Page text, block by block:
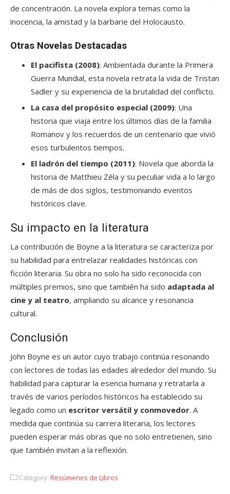
de concentración. La novela explora temas como la
inocencia, la amistad y la barbarie del Holocausto.
Otras Novelas Destacadas
El pacifista (2008): Ambientada durante la Primera
Guerra Mundial, esta novela retrata la vida de Tristan
Sadler y su experiencia de la brutalidad del conflicto.
La casa del propósito especial (2009): Una
historia que viaja entre los últimos días de la familia
Romanov y los recuerdos de un centenario que vivió
esos turbulentos tiempos.
El ladrón del tiempo (2011): Novela que aborda la
historia de Matthieu Zéla y su peculiar vida a lo largo
de más de dos siglos, testimoniando eventos
históricos clave.
Su impacto en la literatura
La contribución de Boyne a la literatura se caracteriza por
su habilidad para entrelazar realidades históricas con
ficción literaria. Su obra no solo ha sido reconocida con
múltiples premios, sino que también ha sido adaptada al
cine y al teatro, ampliando su alcance y resonancia
cultural.
Conclusión
John Boyne es un autor cuyo trabajo continúa resonando
con lectores de todas las edades alrededor del mundo. Su
habilidad para capturar la esencia humana y retratarla a
través de varios períodos históricos ha establecido su
legado como un escritor versátil y conmovedor. A
medida que continúa su carrera literaria, los lectores
pueden esperar más obras que no solo entretienen, sino
que también invitan a la reflexión.
Category: Resúmenes de Libros